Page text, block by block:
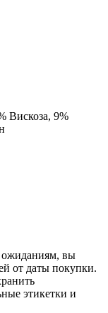
Вискоза, 9%
ожиданиям, вы
от даты покупки.
этикетки и